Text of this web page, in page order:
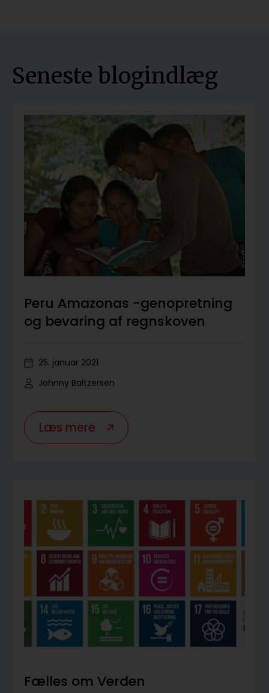
Seneste blogindlæg
Peru Amazonas -genopretning
og bevaring af regnskoven
25. januar 2021
Johnny Baltzersen
Læs mere
Fælles om Verden